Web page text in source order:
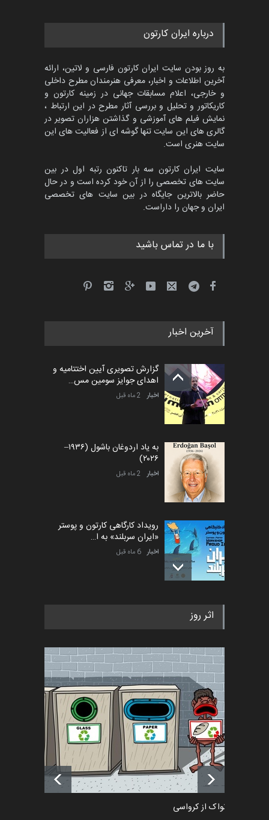
درباره ایران کارتون
به روز بودن سایت ایران کارتون فارسی و لاتین، ارائه
آخرین اطلاعات و اخبار، معرفی هنرمندان مطرح داخلی
و خارجی، اعلام مسابقات جهانی در زمینه کارتون و
کاریکاتور و تحلیل و بررسی آثار مطرح در این ارتباط ،
نمایش فیلم های آموزشی و گذاشتن هزاران تصویر در
گالری های این سایت تنها گوشه ای از فعالیت های این
سایت هنری است.
سایت ایران کارتون سه بار تاکنون رتبه اول در بین
سایت های تخصصی را از آن خود کرده است و در حال
حاضر بالاترین جایگاه در بین سایت های تخصصی
ایران و جهان را داراست.
با ما در تماس باشید
آخرین اخبار
گزارش تصویری آیین اختتامیه و
اهدای جوایز سومین مس…
اخبار 2 ماه قبل
به یاد اردوغان باشول (۱۹۳۶–
۲۰۲۶)
اخبار 2 ماه قبل
رویداد کارگاهی کارتون و پوستر
«ایران سربلند» به ا…
اخبار 6 ماه قبل
فراخوان رویداد کارگاهی کارتون و
اخبار 6 ماه قبل
تسلیت به همکار | سهراب خیری
اخبار 6 ماه قبل
آغاز دوره‌های تخصصی فصل
تابستان 1405 خانه کاریکات…
اخبار حدود یک ماه قبل
اثر روز
دمیر نواک از کرواسی